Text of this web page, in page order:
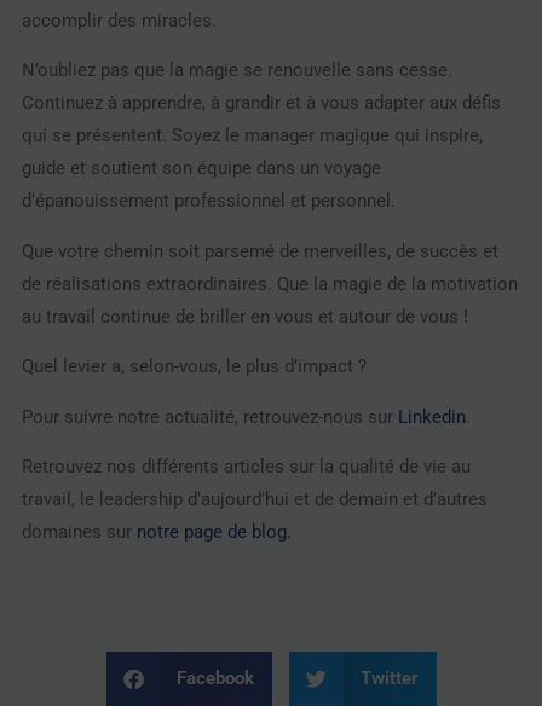
accomplir des miracles.
N’oubliez pas que la magie se renouvelle sans cesse.
Continuez à apprendre, à grandir et à vous adapter aux défis
qui se présentent. Soyez le manager magique qui inspire,
guide et soutient son équipe dans un voyage
d’épanouissement professionnel et personnel.
Que votre chemin soit parsemé de merveilles, de succès et
de réalisations extraordinaires. Que la magie de la motivation
au travail continue de briller en vous et autour de vous !
Quel levier a, selon-vous, le plus d’impact ?
Pour suivre notre actualité, retrouvez-nous sur Linkedin.
Retrouvez nos différents articles sur la qualité de vie au
travail, le leadership d’aujourd’hui et de demain et d’autres
domaines sur notre page de blog.
Facebook Twitter